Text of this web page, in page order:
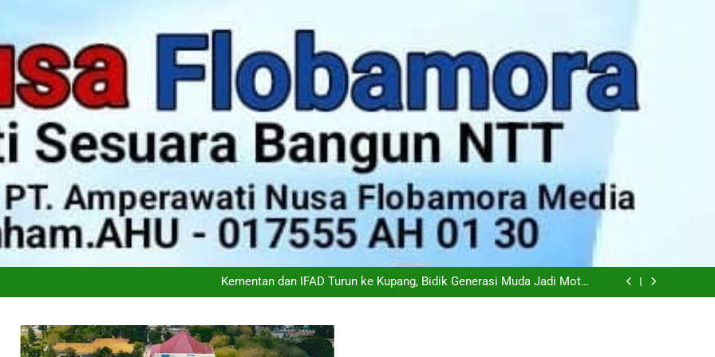
Wali Kota Kupang Christian Widodo: Tantangan Terbesar Pers Bukan Al atau
Hoaks, Tapi Kepercayaan Publik
Kementan dan Pemerintah Aceh Bersinergi Percepat Pemulihan Sektor
Pertanian Pascabencana
Kementan dan IFAD Turun ke Kupang, Bidik Generasi Muda Jadi Motor
Pertanian Masa Depan
Ketimpangan Melebar: Kemiskinan di NTT Naik Menjadi 1,04 Juta Jiwa
Kementan dan Pemerintah Aceh Bersinergi Percepat Pemulihan Sektor
Kementan dan IFAD Turun ke Kupang, Bidik Generasi Muda Jadi Motor
Ketimpangan Melebar: Kemiskinan di NTT Naik Menjadi 1,04 Juta Jiwa